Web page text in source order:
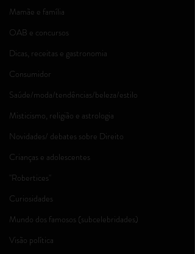
Mamãe e família
OAB e concursos
Dicas, receitas e gastronomia
Consumidor
Saúde/moda/tendências/beleza/estilo
Misticismo, religião e astrologia
Novidades/ debates sobre Direito
Crianças e adolescentes
''Robertices''
Curiosidades
Mundo dos famosos (subcelebridades)
Visão política